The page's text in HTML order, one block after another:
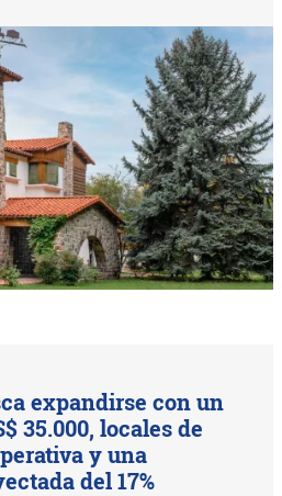
expandirse con un
35.000, locales de
y una
del 17%